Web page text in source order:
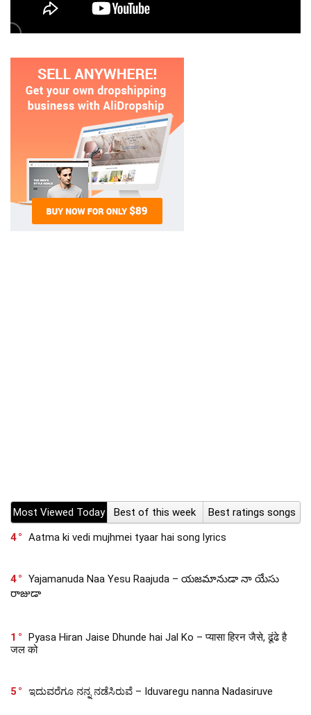
Most Viewed Today Best of this week
Best ratings songs
4
Aatma ki vedi mujhmei tyaar hai song lyrics
4
Yajamanuda Naa Yesu Raajuda – యజమానుడా నా యేసు
రాజుడా
1
Pyasa Hiran Jaise Dhunde hai Jal Ko – प्यासा हिरन जैसे, ढूंढे है
जल को
5 ಇದುವರೆಗೂ ನನ್ನ ನಡೆಸಿರುವೆ – Iduvaregu nanna Nadasiruve